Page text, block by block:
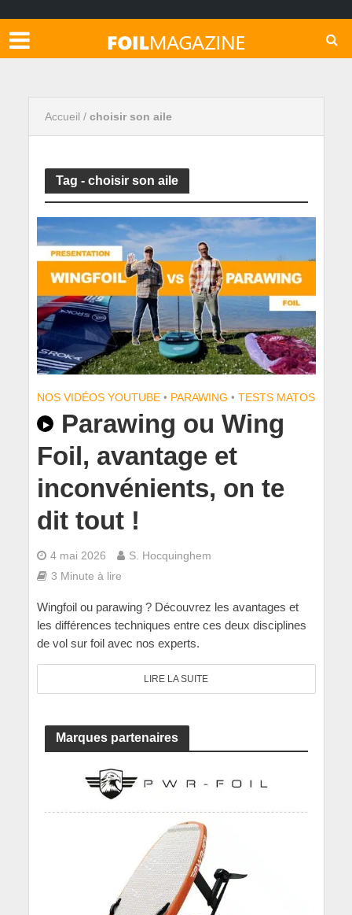
Accueil / choisir son aile
Tag - choisir son aile
NOS VIDÉOS YOUTUBE • PARAWING • TESTS MATOS
Parawing ou Wing
Foil, avantage et
inconvénients, on te
dit tout !
4 mai 2026
S. Hocquinghem
3 Minute à lire
Wingfoil ou parawing ? Découvrez les avantages et
les différences techniques entre ces deux disciplines
de vol sur foil avec nos experts.
LIRE LA SUITE
Marques partenaires